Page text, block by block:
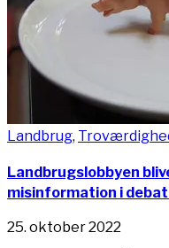
Landbrug,
Landbrugslobbyen
misinformation i
25. oktober 2022